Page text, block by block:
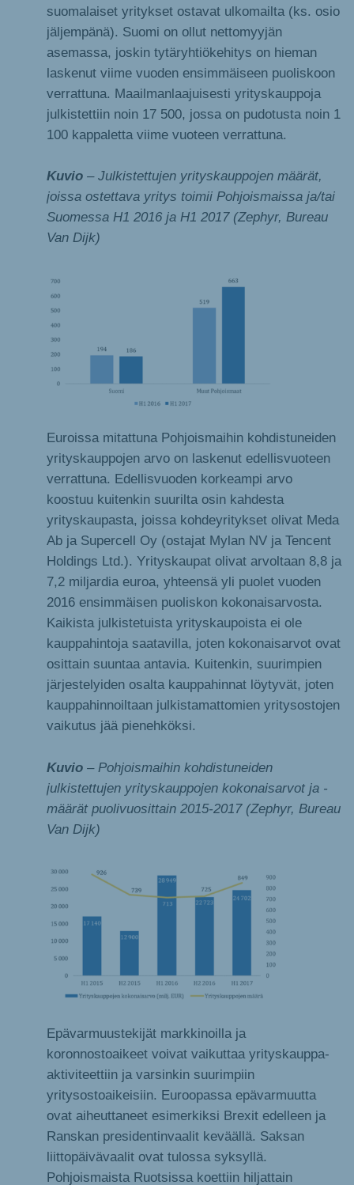
suomalaiset yritykset ostavat ulkomailta (ks. osio
jäljempänä). Suomi on ollut nettomyyjän
asemassa, joskin tytäryhtiökehitys on hieman
laskenut viime vuoden ensimmäiseen puoliskoon
verrattuna. Maailmanlaajuisesti yrityskauppoja
julkistettiin noin 17 500, jossa on pudotusta noin 1
100 kappaletta viime vuoteen verrattuna.
Kuvio – Julkistettujen yrityskauppojen määrät,
joissa ostettava yritys toimii Pohjoismaissa ja/tai
Suomessa H1 2016 ja H1 2017 (Zephyr, Bureau
Van Dijk)
Euroissa mitattuna Pohjoismaihin kohdistuneiden
yrityskauppojen arvo on laskenut edellisvuoteen
verrattuna. Edellisvuoden korkeampi arvo
koostuu kuitenkin suurilta osin kahdesta
yrityskaupasta, joissa kohdeyritykset olivat Meda
Ab ja Supercell Oy (ostajat Mylan NV ja Tencent
Holdings Ltd.). Yrityskaupat olivat arvoltaan 8,8 ja
7,2 miljardia euroa, yhteensä yli puolet vuoden
2016 ensimmäisen puoliskon kokonaisarvosta.
Kaikista julkistetuista yrityskaupoista ei ole
kauppahintoja saatavilla, joten kokonaisarvot ovat
osittain suuntaa antavia. Kuitenkin, suurimpien
järjestelyiden osalta kauppahinnat löytyvät, joten
kauppahinnoiltaan julkistamattomien yritysostojen
vaikutus jää pienehköksi.
Kuvio – Pohjoismaihin kohdistuneiden
julkistettujen yrityskauppojen kokonaisarvot ja -
määrät puolivuosittain 2015-2017 (Zephyr, Bureau
Van Dijk)
Epävarmuustekijät markkinoilla ja
koronnostoaikeet voivat vaikuttaa yrityskauppa-
aktiviteettiin ja varsinkin suurimpiin
yritysostoaikeisiin. Euroopassa epävarmuutta
ovat aiheuttaneet esimerkiksi Brexit edelleen ja
Ranskan presidentinvaalit keväällä. Saksan
liittopäivävaalit ovat tulossa syksyllä.
Pohjoismaista Ruotsissa koettiin hiljattain